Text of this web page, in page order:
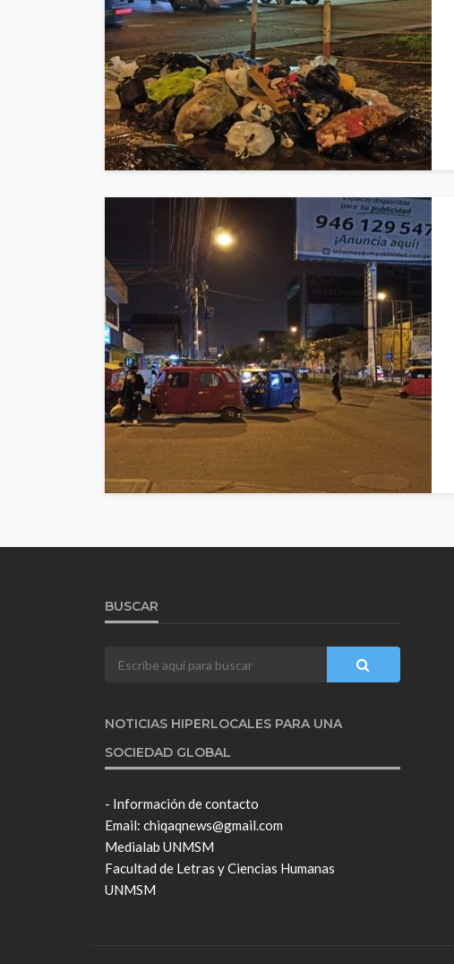
BUSCAR
NOTICIAS HIPERLOCALES PARA UNA
SOCIEDAD GLOBAL
- Información de contacto
Email: chiqaqnews@gmail.com
Medialab UNMSM
Facultad de Letras y Ciencias Humanas
UNMSM